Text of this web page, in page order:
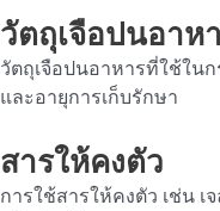
วัตถุเจือปนอาห
วัตถุเจือปนอาหารที่ใช้ใน
และอายุการเก็บรักษา
สารให้คงตัว
การใช้สารให้คงตัว เช่น